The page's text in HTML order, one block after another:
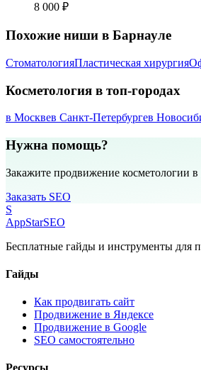
8 000 ₽
Похожие ниши в Барнауле
СтоматологияПластическая хирургия
Косметология в топ-городах
в Москвев Санкт-Петербургев
Нужна помощь?
Закажите продвижение косметологии в
Заказать SEO
S
AppStarSEO
Бесплатные гайды и инструменты для
Гайды
Как продвигать сайт
Продвижение в Яндексе
Продвижение в Google
SEO самостоятельно